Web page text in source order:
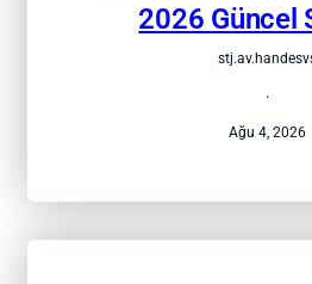
2026 Güncel
·
Ağu 4, 2026